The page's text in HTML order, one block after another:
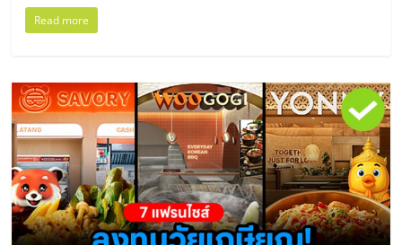
รน
ไชส์,
ที่
ปรึกษา
แฟ
Read more